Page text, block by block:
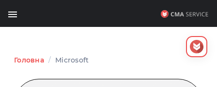
Головна / Microsoft